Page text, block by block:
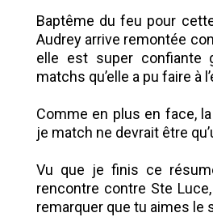
Baptême du feu pour
Audrey arrive remontée
elle est super confiante
matchs qu’elle a pu faire à
Comme en plus en face, la
je match ne devrait être
Vu que je finis ce
rencontre contre Ste
remarquer que tu aimes le